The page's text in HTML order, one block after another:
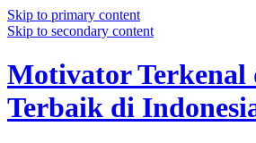
Skip to primary content
Skip to secondary content
Motivator Terkenal
Terbaik di